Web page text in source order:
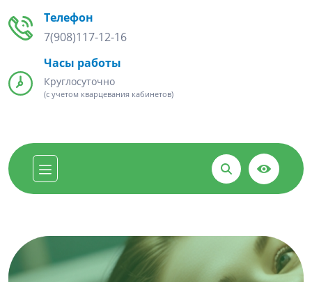
Телефон
7(908)117-12-16
Часы работы
Круглосуточно
(с учетом кварцевания кабинетов)